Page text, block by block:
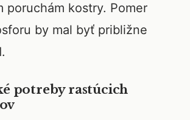
poruchám kostry. Pomer
by mal byť približne
potreby rastúcich